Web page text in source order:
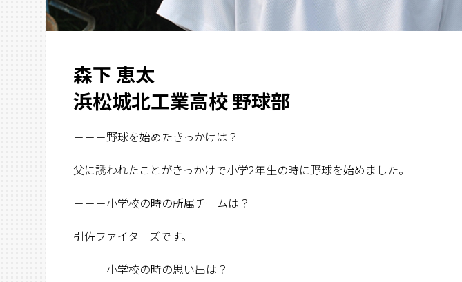
森下 恵太
浜松城北工業高校 野球部
－－－野球を始めたきっかけは？
父に誘われたことがきっかけで小学2年生の時に野球を始めました。
－－－小学校の時の所属チームは？
引佐ファイターズです。
－－－小学校の時の思い出は？